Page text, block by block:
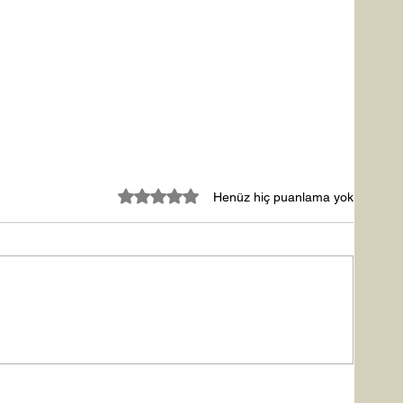
5 üzerinden 0 yıldızHenüz hiç puanlama yok